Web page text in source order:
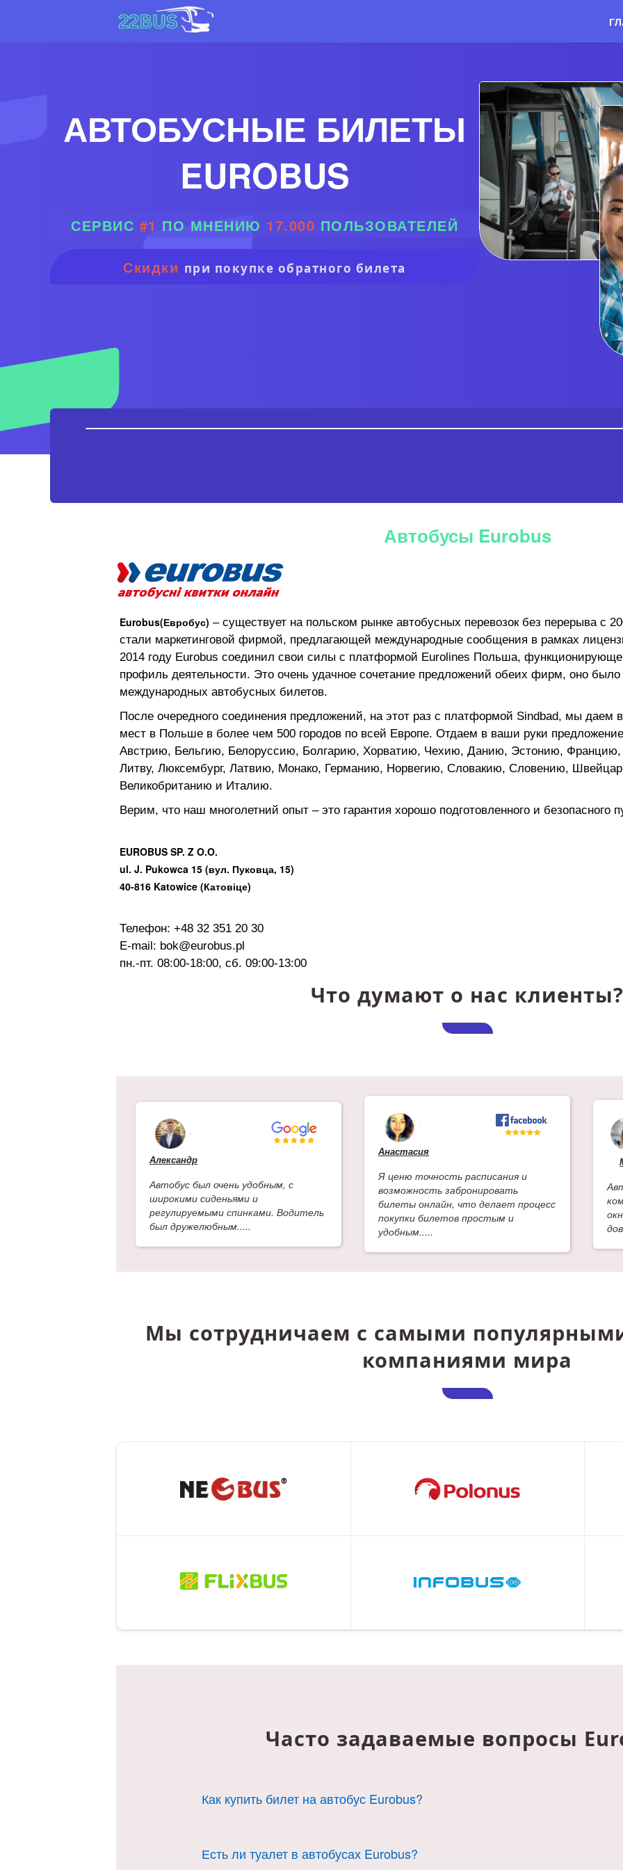
АВТОБУСНЫЕ БИЛЕТЫ
EUROBUS
СЕРВИС #1 ПО МНЕНИЮ 17.000 ПОЛЬЗОВАТЕЛЕЙ
Скидки при покупке обратного билета
Автобусы Eurobus
Eurobus(Евробус) – существует на польском рынке автобусных перевозок без перерыва с
стали маркетинговой фирмой, предлагающей международные сообщения в рамках
2014 году Eurobus соединил свои силы с платформой Eurolines Польша,
профиль деятельности. Это очень удачное сочетание предложений обеих фирм, оно
международных автобусных билетов.
После очередного соединения предложений, на этот раз с платформой Sindbad, мы даем
мест в Польше в более чем 500 городов по всей Европе. Отдаем в ваши руки
Австрию, Бельгию, Белоруссию, Болгарию, Хорватию, Чехию, Данию, Эстонию,
Литву, Люксембург, Латвию, Монако, Германию, Норвегию, Словакию, Словению,
Великобританию и Италию.
Верим, что наш многолетний опыт – это гарантия хорошо подготовленного и безопасного
EUROBUS SP. Z O.O.
ul. J. Pukowca 15 (вул. Пуковца, 15)
40-816 Katowice (Катовіце)
Телефон: +48 32 351 20 30
E-mail: bok@eurobus.pl
пн.-пт. 08:00-18:00, сб. 09:00-13:00
Что думают о нас клиенты?
Александр
Автобус был очень удобным, с
широкими сиденьями и
регулируемыми спинками. Водитель
был дружелюбным.....
Анастасия
Я ценю точность расписания и
возможность забронировать
билеты онлайн, что делает процесс
покупки билетов простым и
удобным.....
Мы сотрудничаем с самыми
компаниями мира
Часто задаваемые вопросы
Как купить билет на автобус Eurobus?
2. Заполните Ваши данные.
Есть ли туалет в автобусах Eurobus?